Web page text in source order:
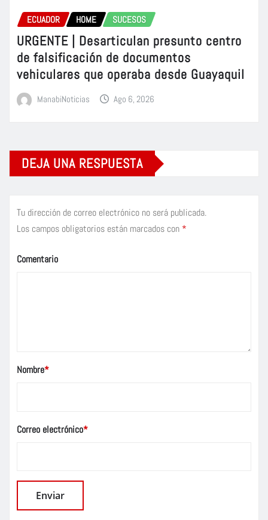
ECUADOR HOME SUCESOS
URGENTE | Desarticulan presunto centro
de falsificación de documentos
vehiculares que operaba desde Guayaquil
ManabiNoticias Ago 6, 2026
DEJA UNA RESPUESTA
Tu dirección de correo electrónico no será publicada.
Los campos obligatorios están marcados con *
Comentario
Nombre*
Correo electrónico*